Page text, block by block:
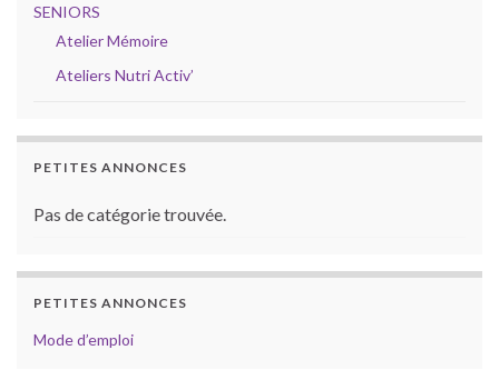
SENIORS
Atelier Mémoire
Ateliers Nutri Activ’
PETITES ANNONCES
Pas de catégorie trouvée.
PETITES ANNONCES
Mode d’emploi